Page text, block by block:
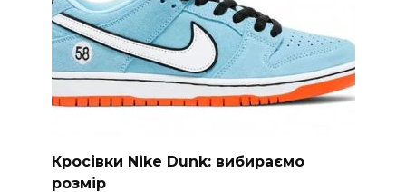
Кросівки Nike Dunk: вибираємо
розмір